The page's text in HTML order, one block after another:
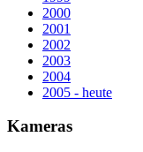
2000
2001
2002
2003
2004
2005 - heute
Kameras